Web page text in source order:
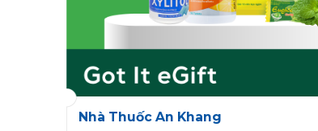
Nhà Thuốc An Khang